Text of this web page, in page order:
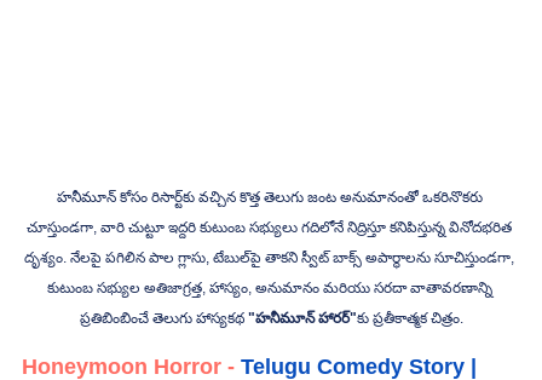
హనీమూన్ కోసం రిసార్ట్‌కు వచ్చిన కొత్త తెలుగు జంట అనుమానంతో ఒకరినొకరు
చూస్తుండగా, వారి చుట్టూ ఇద్దరి కుటుంబ సభ్యులు గదిలోనే నిద్రిస్తూ కనిపిస్తున్న వినోదభరిత
దృశ్యం. నేలపై పగిలిన పాల గ్లాసు, టేబుల్‌పై తాకని స్వీట్ బాక్స్ అపార్థాలను సూచిస్తుండగా,
కుటుంబ సభ్యుల అతిజాగ్రత్త, హాస్యం, అనుమానం మరియు సరదా వాతావరణాన్ని
ప్రతిబింబించే తెలుగు హాస్యకథ "హనీమూన్ హారర్"కు ప్రతీకాత్మక చిత్రం.
Honeymoon Horror - Telugu Comedy Story |